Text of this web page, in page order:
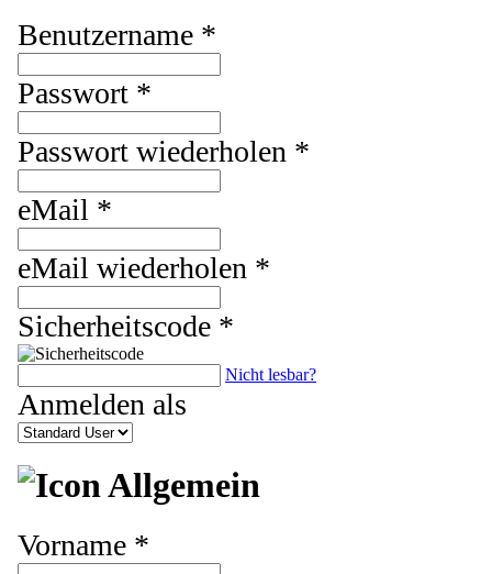
Benutzername *
Passwort *
Passwort wiederholen *
eMail *
eMail wiederholen *
Sicherheitscode *
Nicht lesbar?
Anmelden als
Allgemein
Vorname *